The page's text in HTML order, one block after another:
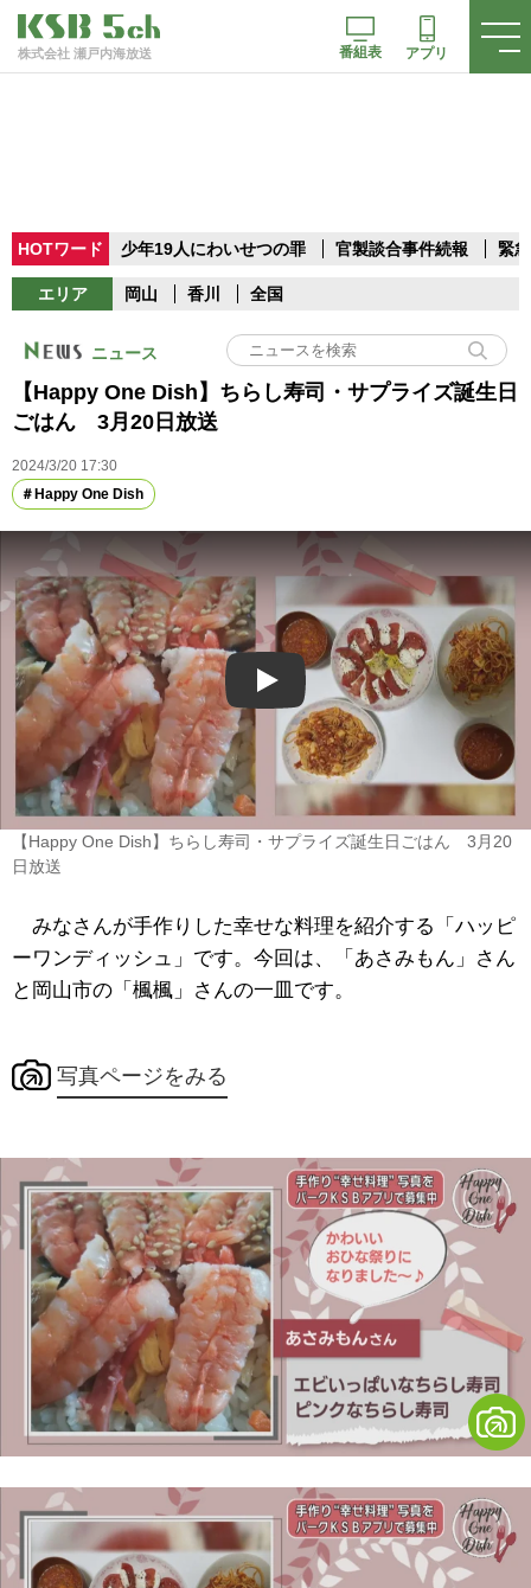
株式会社 瀬戸内海放送 番組表 アプリ
HOTワード 少年19人にわいせつの罪 官製談合事件続報 緊
エリア 岡山 香川 全国
ニュース
【Happy One Dish】ちらし寿司・サプライズ誕生日
ごはん 3月20日放送
2024/3/20 17:30
Happy One Dish
Play
【Happy One Dish】ちらし寿司・サプライズ誕生日ごはん 3月20
日放送
みなさんが手作りした幸せな料理を紹介する「ハッピ
ーワンディッシュ」です。今回は、「あさみもん」さん
と岡山市の「楓楓」さんの一皿です。
写真ページをみる